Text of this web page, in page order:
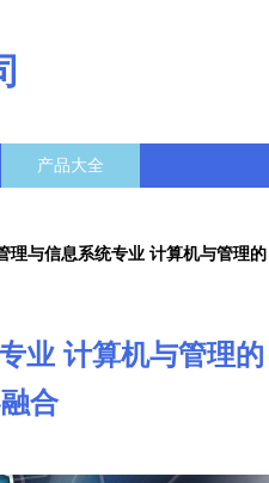
产品大全
理与信息系统专业 计算机与管理的
业 计算机与管理的
合